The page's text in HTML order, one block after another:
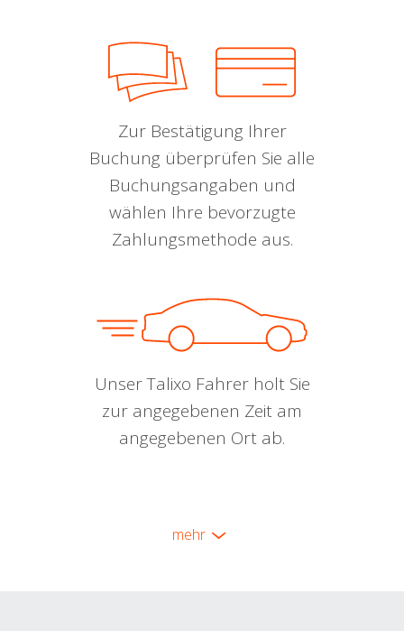
Zur Bestätigung Ihrer
Buchung überprüfen Sie alle
Buchungsangaben und
wählen Ihre bevorzugte
Zahlungsmethode aus.
Unser Talixo Fahrer holt Sie
zur angegebenen Zeit am
angegebenen Ort ab.
mehr